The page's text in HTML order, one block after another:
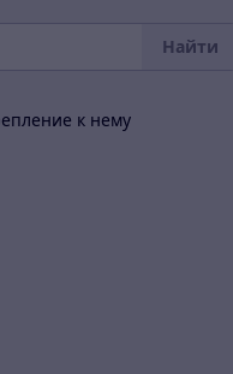
Найти
к нему